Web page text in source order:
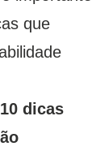
que
10 dicas